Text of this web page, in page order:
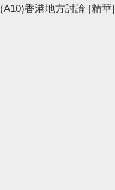
(A10)香港地方討論 [精華]